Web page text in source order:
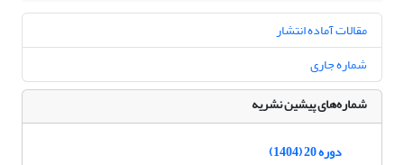
مقالات آماده انتشار
شماره جاری
شماره‌های پیشین نشریه
دوره 20 (1404)